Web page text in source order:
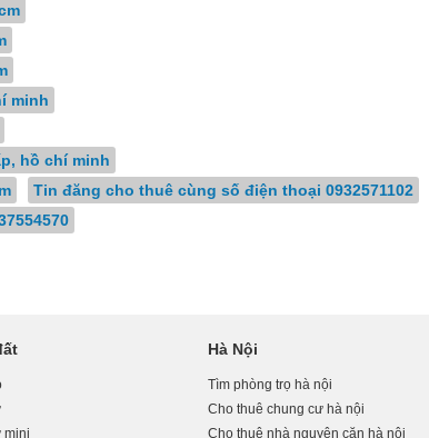
minh
hồ chí minh
Tin đăng cho thuê cùng số điện thoại 0932571102
mini
Hà Nội
Tìm phòng trọ hà nội
Cho thuê chung cư hà nội
Cho thuê nhà nguyên căn hà nội